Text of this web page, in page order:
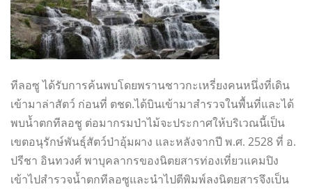
ทีลอซู ได้รับการค้นพบโดยพรานชาวกะเหรี่ยงคนหนึ่งที่เดิน
เข้ามาล่าสัตว์ ก่อนที่ ตชด.ได้บินเข้ามาสำรวจในพื้นที่และได้
พบน้ำตกทีลอชู ต่อมากรมป่าไม้จะประกาศให้บริเวณนี้เป็น
เขตอนุรักษ์พันธุ์สัตว์ป่าอุ้มผาง และหลังจากปี พ.ศ. 2528 ที่ อ.
ปรีชา อินทวงศ์ พาบุคลากรของนิตยสารท่องเที่ยวแคมปิง
เข้าไปสำรวจน้ำตกทีลอซูและนำไปตีพิมพ์ลงนิตยสารจึงเป็น